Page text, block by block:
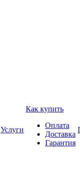
Услуги
Как купить
Оплата
Доставка
Гарантия